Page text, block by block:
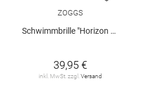
ZOGGS
Schwimmbrille "Horizon Flex"
39,95 €
inkl. MwSt. zzgl. Versand